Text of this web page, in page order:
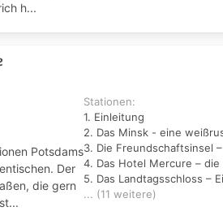
h...
Potsdams
Der
die gern
Stationen:
1. Einleitung
... (11 weitere)